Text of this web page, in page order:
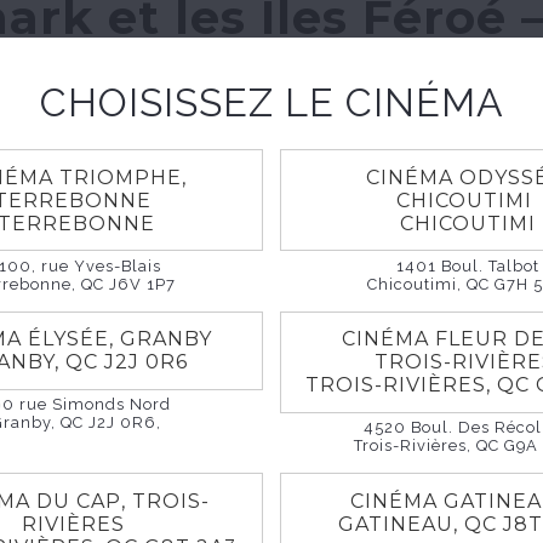
et les Îles Féroé
du bonheur
Îles Féroé – Le royaume du bonheur
2026 1h 30m
Tommy Ferlatte et sa complice Janie Lapointe
nordique en Scandinavie, du Danemark aux Îles
Aarhus, ils explorent des villes où nature, design et
Cap ensuite sur les Îles Féroé, un archipel
vertigineuses et la nature brute dictent le
spectaculaires et rencontres humaines, mêlant
ce film explore une question universelle : qu’est-
heureux ? Un film de Tommy Ferlatte et Janie
CHOISISSEZ LE CINÉMA
TRIOMPHE,
TERREBONNE
rue Yves-Blais
QC J6V 1P7
CINÉMA
CHICOUTIMI
CHICOUTIMI
1401 Boul. Talbot
Chicoutimi, QC G7H
ÉLYSÉE, GRANBY
QC J2J 0R6
rue Simonds Nord
QC J2J 0R6,
CINÉMA FLEUR
TROIS-
TROIS-RIVIÈRES, QC
4520 Boul. Des
Trois-Rivières, QC G9A
DU CAP, TROIS-
RIVIÈRES
CINÉMA
GATINEAU, QC